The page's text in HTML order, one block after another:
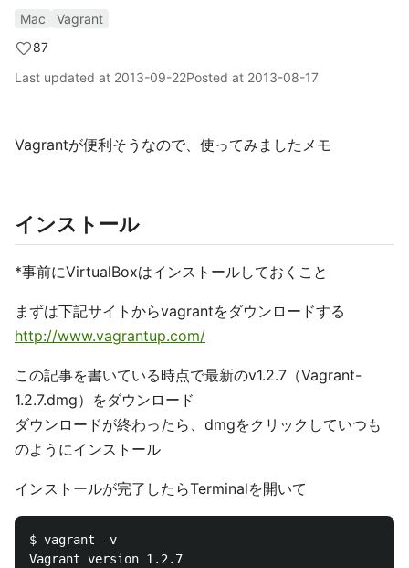
Mac
Vagrant
87
Last updated at 2013-09-22Posted at 2013-08-17
Vagrantが便利そうなので、使ってみましたメモ
インストール
*事前にVirtualBoxはインストールしておくこと
まずは下記サイトからvagrantをダウンロードする
http://www.vagrantup.com/
この記事を書いている時点で最新のv1.2.7（Vagrant-
1.2.7.dmg）をダウンロード
ダウンロードが終わったら、dmgをクリックしていつも
のようにインストール
インストールが完了したらTerminalを開いて
$ vagrant -v